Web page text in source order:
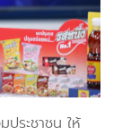
ระชาชน ให้